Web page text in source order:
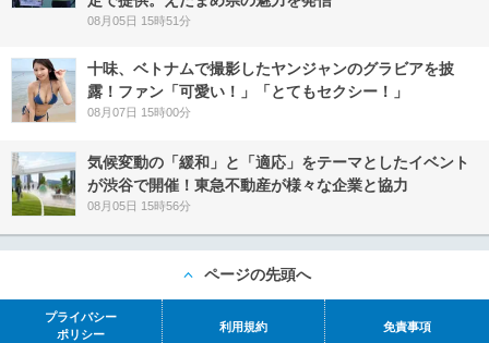
08月05日 15時51分
十味、ベトナムで撮影したヤンジャンのグラビアを披
露！ファン「可愛い！」「とてもセクシー！」
08月07日 15時00分
気候変動の「緩和」と「適応」をテーマとしたイベント
が渋谷で開催！東急不動産が様々な企業と協力
08月05日 15時56分
ページの先頭へ
プライバシー
ポリシー
利用規約 免責事項